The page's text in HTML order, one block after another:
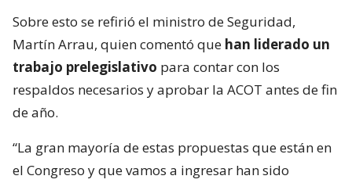
Sobre esto se refirió el ministro de Seguridad,
Martín Arrau, quien comentó que han liderado un
trabajo prelegislativo para contar con los
respaldos necesarios y aprobar la ACOT antes de fin
de año.
“La gran mayoría de estas propuestas que están en
el Congreso y que vamos a ingresar han sido